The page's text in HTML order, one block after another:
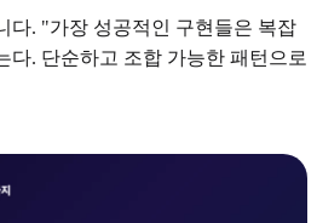
다. "가장 성공적인 구현들은 복잡
다. 단순하고 조합 가능한 패턴으로